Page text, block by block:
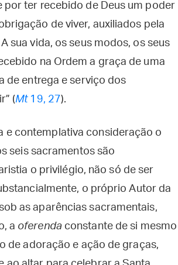
por ter recebido de Deus um poder
de viver, auxiliados pela
sua vida, os seus modos, os seus
na Ordem a graça de uma
de entrega e serviço dos
(Mt19, 27).
e contemplativa consideração o
seis sacramentos são
o privilégio, não só de ser
o próprio Autor da
as aparências sacramentais,
a oferendaconstante de si mesmo
de adoração e ação de graças,